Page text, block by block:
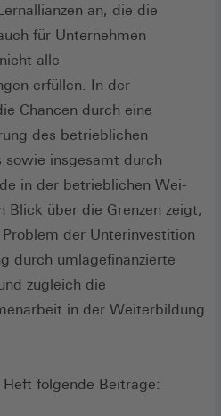
an, die die
für Unternehmen
alle
erfüllen. In der
Chancen durch eine
des betrieblichen
insgesamt durch
in der betrieblichen Wei-
Blick über die Grenzen zeigt,
der Unterinvestition
durch umlagefinanzierte
zugleich die
in der Weiterbildung
folgende Beiträge: